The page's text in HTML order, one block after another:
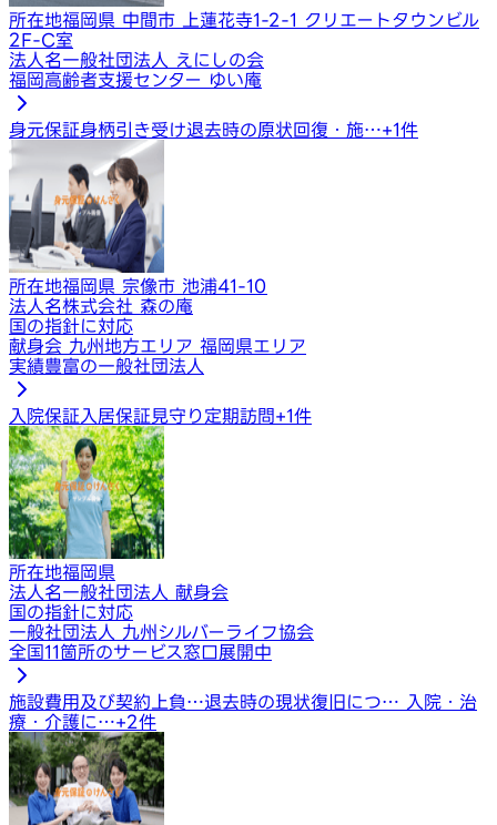
所在地福岡県 中間市 上蓮花寺1-2-1 クリエートタウンビル
2F-C室
法人名一般社団法人 えにしの会
福岡高齢者支援センター ゆい庵
身元保証身柄引き受け退去時の原状回復・施…+1件
所在地福岡県 宗像市 池浦41-10
法人名株式会社 森の庵
国の指針に対応
献身会 九州地方エリア 福岡県エリア
実績豊富の一般社団法人
入院保証 入居保証見守り定期訪問+1件
所在地福岡県
法人名一般社団法人 献身会
国の指針に対応
一般社団法人 九州シルバーライフ協会
全国11箇所のサービス窓口展開中
施設費用及び契約上負…退去時の現状復旧につ… 入院・治
療・介護に…+2件